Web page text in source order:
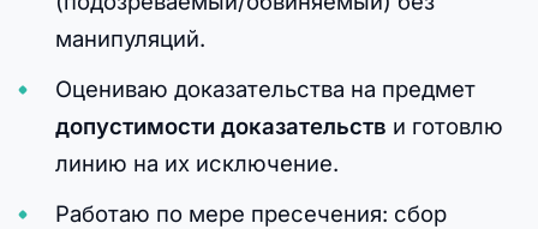
манипуляций.
Оцениваю доказательства на предмет
допустимости доказательств и готовлю
линию на их исключение.
Работаю по мере пресечения: сбор